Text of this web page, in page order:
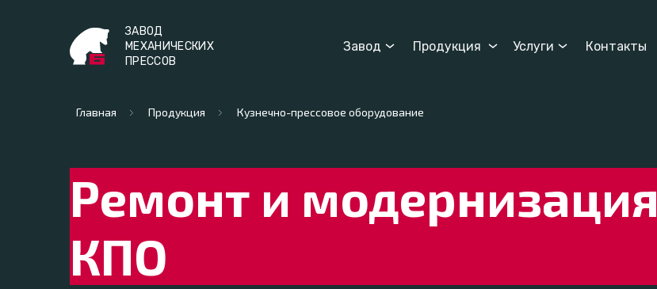
ЗАВОД
МЕХАНИЧЕСКИХ
ПРЕССОВ
Завод Продукция Услуги Контакты
Главная Продукция Кузнечно-прессовое оборудование
Ремонт и модернизация
КПО